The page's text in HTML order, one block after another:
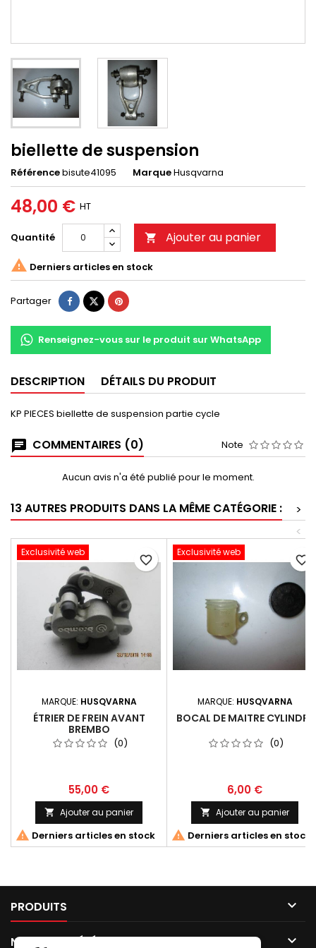
biellette de suspension
Référencebisute41095 MarqueHusqvarna
48,00 € HT
Quantité  Ajouter au panier
 Derniers articles en stock
Partager
Renseignez-vous sur le produit sur WhatsApp
DESCRIPTION DÉTAILS DU PRODUIT
KP PIECES biellette de suspension partie cycle
COMMENTAIRES (0) Note
Aucun avis n'a été publié pour le moment.
13 AUTRES PRODUITS DANS LA MÊME CATÉGORIE :
>
<
Exclusivité web
MARQUE: HUSQVARNA
ÉTRIER DE FREIN AVANT
BREMBO
(0)
55,00 €
 Ajouter au panier
 Derniers articles en stock
favorite_border
Exclusivité web
MARQUE: HUSQVARNA
BOCAL DE MAITRE CYLINDRE
(0)
6,00 €
 Ajouter au panier
 Derniers articles en stock
favorite_border
PRODUITS 
NOTRE SOCIÉTÉ 